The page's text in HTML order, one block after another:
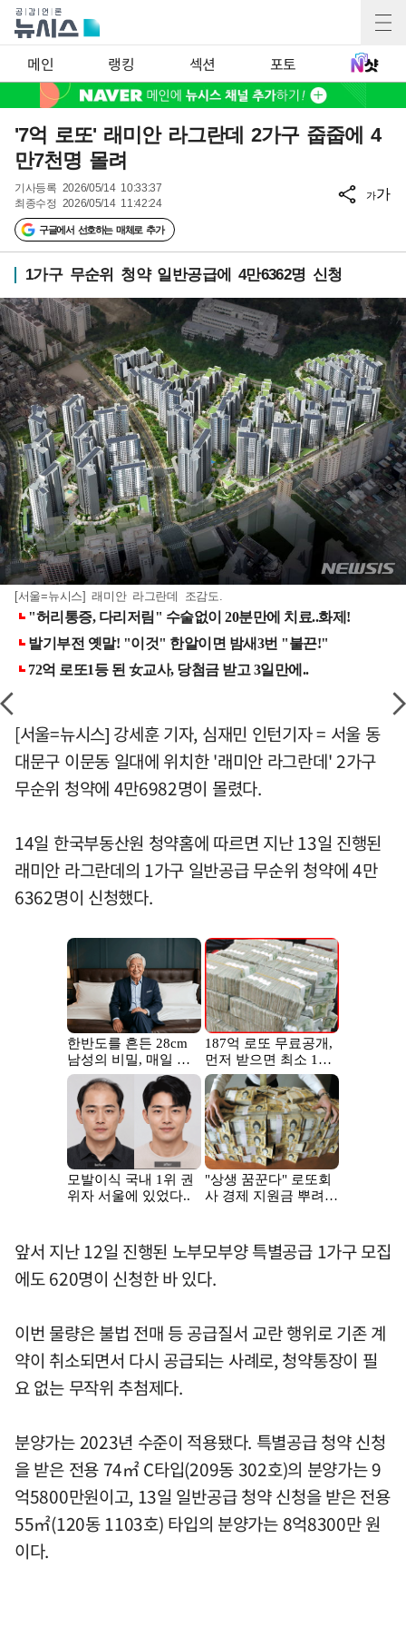
메인 랭킹 섹션 포토
'7억 로또' 래미안 라그란데 2가구 줍줍에 4
만7천명 몰려
기사등록 2026/05/14 10:33:37
최종수정 2026/05/14 11:42:24
구글에서 선호하는 매체로 추가
가가
1가구 무순위 청약 일반공급에 4만6362명 신청
[서울=뉴시스] 래미안 라그란데 조감도.
[서울=뉴시스] 강세훈 기자, 심재민 인턴기자 = 서울 동
대문구 이문동 일대에 위치한 '래미안 라그란데' 2가구
무순위 청약에 4만6982명이 몰렸다.
14일 한국부동산원 청약홈에 따르면 지난 13일 진행된
래미안 라그란데의 1가구 일반공급 무순위 청약에 4만
6362명이 신청했다.
앞서 지난 12일 진행된 노부모부양 특별공급 1가구 모집
에도 620명이 신청한 바 있다.
이번 물량은 불법 전매 등 공급질서 교란 행위로 기존 계
약이 취소되면서 다시 공급되는 사례로, 청약통장이 필
요 없는 무작위 추첨제다.
분양가는 2023년 수준이 적용됐다. 특별공급 청약 신청
을 받은 전용 74㎡ C타입(209동 302호)의 분양가는 9
억5800만원이고, 13일 일반공급 청약 신청을 받은 전용
55㎡(120동 1103호) 타입의 분양가는 8억8300만 원
이다.